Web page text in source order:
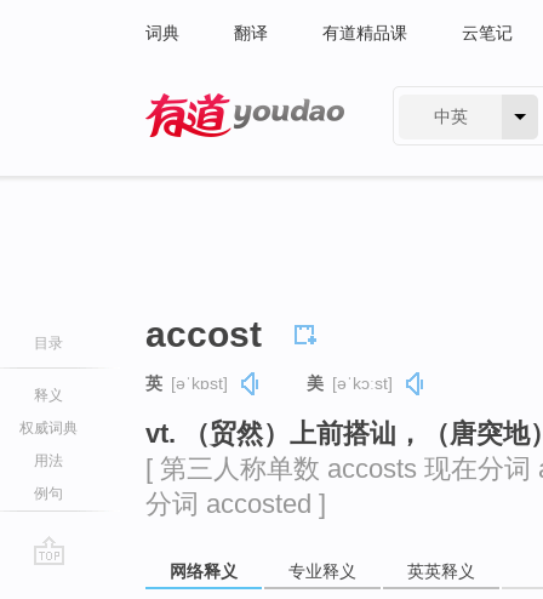
词典 翻译 有道精品课 云笔记
中英
目录
释义
权威词典
用法
例句
accost
英 [əˈkɒst] 美 [əˈkɔːst]
vt. （贸然）上前搭讪，（唐突
[ 第三人称单数 accosts 现在分
分词 accosted ]
网络释义 专业释义 英英释义